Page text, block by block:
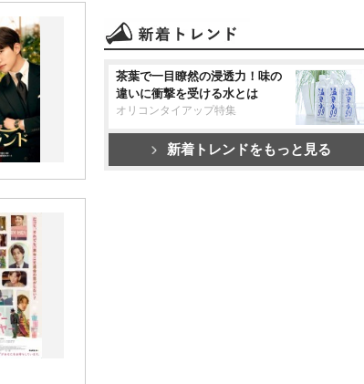
茶葉で一目瞭然の浸透力！味の
違いに衝撃を受ける水とは
オリコンタイアップ特集
新着トレンドをもっと見る